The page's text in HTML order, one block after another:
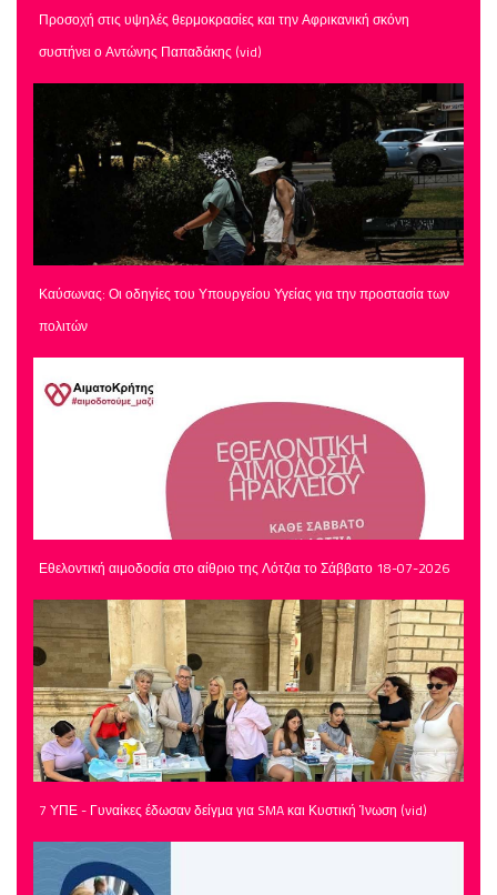
Προσοχή στις υψηλές θερμοκρασίες και την Αφρικανική σκόνη
συστήνει ο Αντώνης Παπαδάκης (vid)
Καύσωνας: Οι οδηγίες του Υπουργείου Υγείας για την προστασία των
πολιτών
Εθελοντική αιμοδοσία στο αίθριο της Λότζια το Σάββατο 18-07-2026
7 ΥΠΕ - Γυναίκες έδωσαν δείγμα για SMA και Κυστική Ίνωση (vid)